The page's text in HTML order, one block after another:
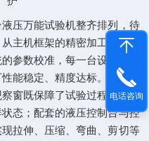
压万能试验机整齐排列，待
主机框架的精密加工，到液
参数校准，每一台设备都经
能稳定、精度达标。设备采
窗既保障了试验过程的安全
态；配套的液压控制台与控
拉伸、压缩、弯曲、剪切等
电话咨询